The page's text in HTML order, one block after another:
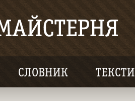
СЛОВНИК ТЕКСТИ